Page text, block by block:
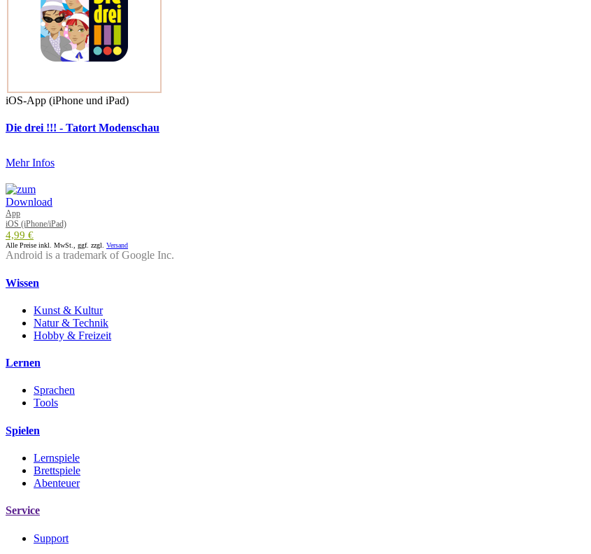
iOS-App (iPhone und iPad)
Die drei !!! - Tatort Modenschau
Mehr Infos
App
iOS (iPhone/iPad)
4,99 €
Alle Preise inkl. MwSt., ggf. zzgl. Versand
Android is a trademark of Google Inc.
Wissen
Kunst & Kultur
Natur & Technik
Hobby & Freizeit
Lernen
Sprachen
Tools
Spielen
Lernspiele
Brettspiele
Abenteuer
Service
Support